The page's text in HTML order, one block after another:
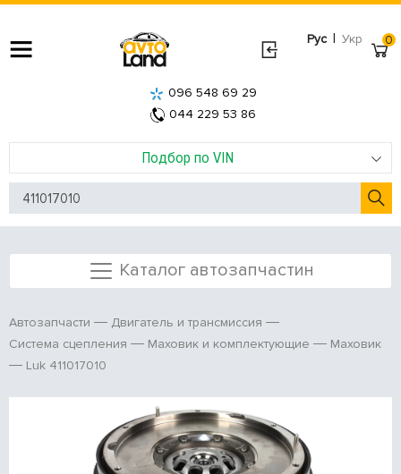
Рус | Укр
Подбор по VIN
096 548 69 29
044 229 53 86
0
Каталог автозапчастин
Автозапчасти
Двигатель и трансмиссия
Система сцепления
Маховик и комплектующие
Маховик
Luk 411017010